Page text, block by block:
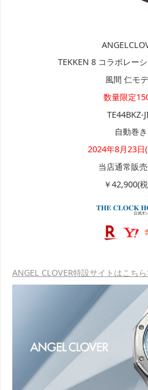
TEKKEN 8 コラボレー
風間 仁モ
数量限定
TE44BKZ-
自動巻き
2024年8月23日
当店通常販
￥42,900(
ANGEL CLOVER特設サイトはこち